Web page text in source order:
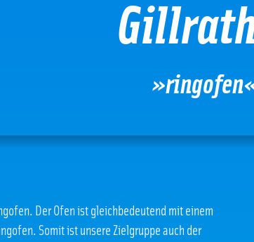
Der Ofen ist gleichbedeutend mit einem
Somit ist unsere Zielgruppe auch der